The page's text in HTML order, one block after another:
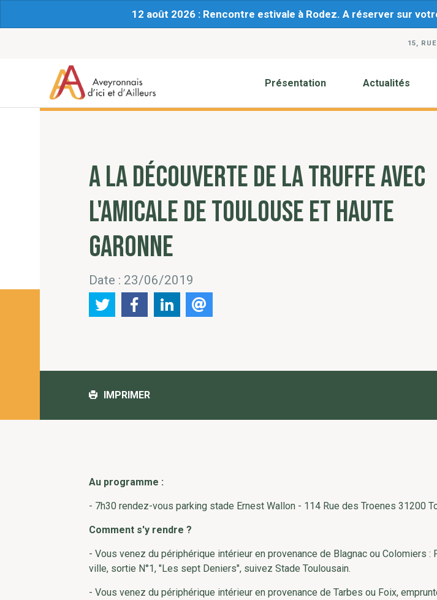
12 août 2026 : Rencontre estivale à Rodez. A réserver sur
15,
Présentation Actualités
A LA DÉCOUVERTE DE LA TRUFFE AVEC
L'AMICALE DE TOULOUSE ET HAUTE
GARONNE
Date : 23/06/2019
IMPRIMER
Au programme :
- 7h30 rendez-vous parking stade Ernest Wallon - 114 Rue des Troenes 31200
Comment s'y rendre ?
- Vous venez du périphérique intérieur en provenance de Blagnac ou Colomiers
ville, sortie N°1, "Les sept Deniers", suivez Stade Toulousain.
- Vous venez du périphérique intérieur en provenance de Tarbes ou Foix,